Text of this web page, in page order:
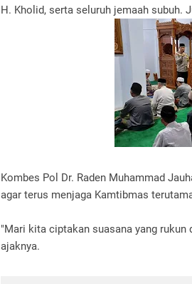
H. Kholid, serta seluruh jemaah subuh.
Kombes Pol Dr. Raden Muhammad
agar terus menjaga Kamtibmas
"Mari kita ciptakan suasana yang rukun
ajaknya.